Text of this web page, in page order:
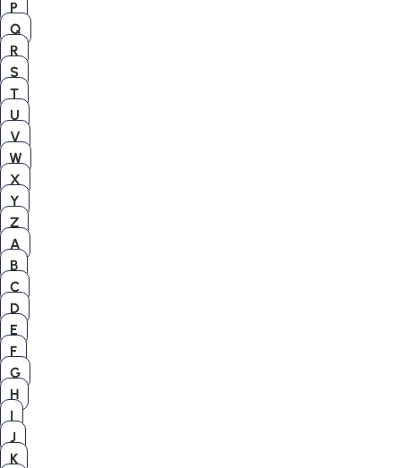
P
Q
R
S
T
U
V
W
X
Y
Z
A
B
C
D
E
F
G
H
I
J
K